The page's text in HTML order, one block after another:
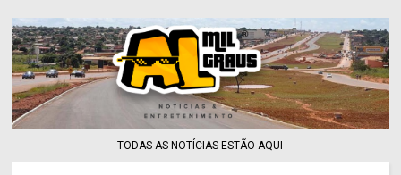
TODAS AS NOTÍCIAS ESTÃO AQUI